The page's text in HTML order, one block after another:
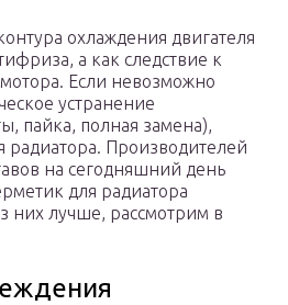
охлаждения двигателя
а как следствие к
Если невозможно
устранение
пайка, полная замена),
радиатора. Производителей
на сегодняшний день
для радиатора
них лучше, рассмотрим в